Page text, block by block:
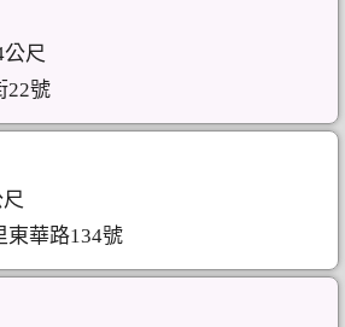
公尺
22號
東華路134號